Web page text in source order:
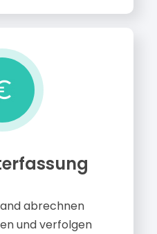
abrechnen
und verfolgen